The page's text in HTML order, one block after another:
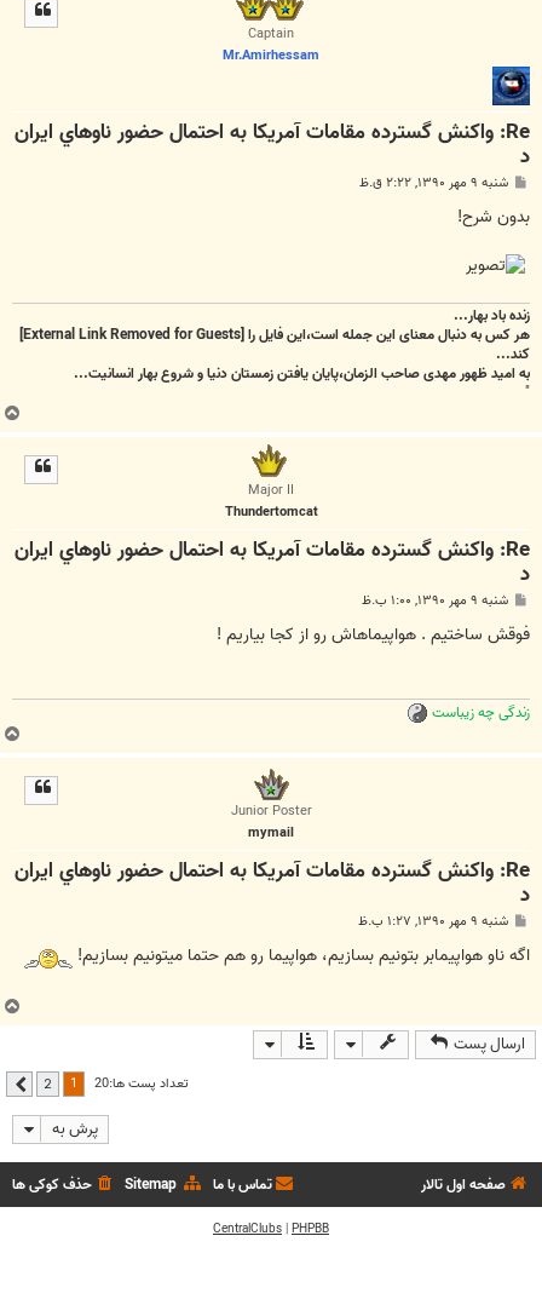
Captain
Mr.Amirhessam
Re: واكنش گسترده مقامات آمريكا به احتمال حضور ناوهاي ايران
د
پ
ت
شنبه ۹ مهر ۱۳۹۰, ۲:۲۲ ق.ظ
بدون شرح!
زنده باد بهار...
هر کس به دنبال معنای این جمله است،این فایل را[External Link Removed for Guests]
کند...
به امید ظهور مهدی صاحب الزمان،پایان یافتن زمستان دنیا و شروع بهار انسانیت...
ب
ا
Major II
Thundertomcat
Re: واكنش گسترده مقامات آمريكا به احتمال حضور ناوهاي ايران
د
پ
ت
شنبه ۹ مهر ۱۳۹۰, ۱:۰۰ ب.ظ
فوقش ساختیم . هواپیماهاش رو از کجا بیاریم !
زندگی چه زیباست
ب
ا
Junior Poster
mymail
Re: واكنش گسترده مقامات آمريكا به احتمال حضور ناوهاي ايران
د
پ
ت
شنبه ۹ مهر ۱۳۹۰, ۱:۲۷ ب.ظ
اگه ناو هواپیمابر بتونیم بسازیم، هواپیما رو هم حتما میتونیم بسازیم!
ب
ا
ارسال پست
تعداد پست ها:20 2 بعدی
پرش به
صفحه اول تالار حذف کوکی ها Sitemap تماس با ما
PHPBB
|
CentralClubs